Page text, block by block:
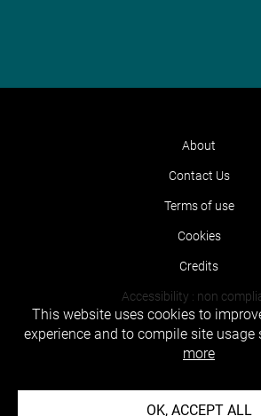
About
Contact Us
Terms of use
Cookies
Credits
Accessibility : non
This website uses cookies to
experience and to compile site usage
more
OK, ACCEPT ALL